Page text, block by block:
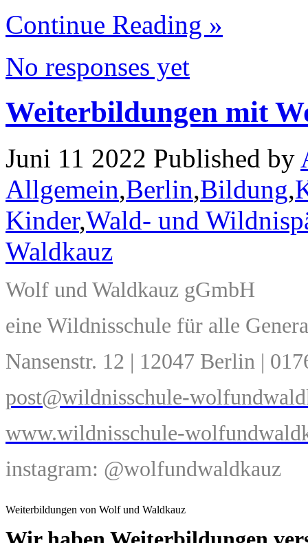
Continue Reading »
No responses yet
Weiterbildungen mit
Juni 11 2022 Published by
Allgemein,Berlin,Bildung,
Kinder,Wald- und
Waldkauz
Wolf und Waldkauz gGmbH
eine Wildnisschule für alle
Nansenstr. 12 | 12047 Berlin |
post@wildnisschule-
www.wildnisschule-
instagram: @wolfundwaldkauz
Weiterbildungen von Wolf und Waldkauz